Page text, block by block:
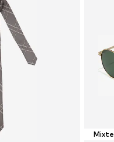
Mixte